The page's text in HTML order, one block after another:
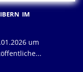
im
um